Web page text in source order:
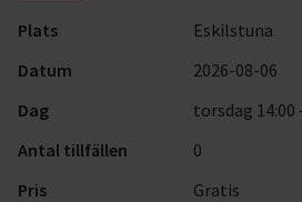
Plats
Eskilstuna
Datum
2026-08-06
Dag
torsdag 14:00
Antal tillfällen
0
Pris
Gratis